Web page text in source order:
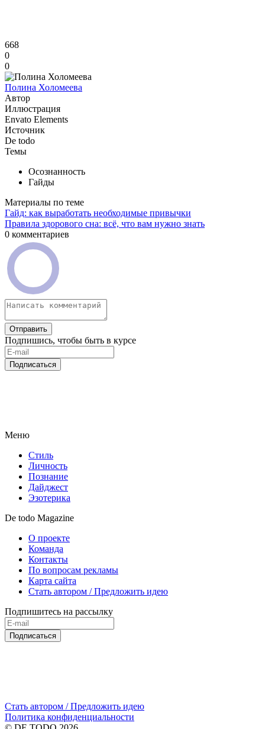
668
0
0
Полина Холомеева
Автор
Иллюстрация
Envato Elements
Источник
De todo
Темы
Осознанность
Гайды
Материалы по теме
Гайд: как выработать необходимые привычки
Правила здорового сна: всё, что вам нужно знать
0 комментариев
Отправить
Подпишись, чтобы быть в курсе
Подписаться
Меню
Стиль
Личность
Познание
Дайджест
Эзотерика
De todo Magazine
О проекте
Команда
Контакты
По вопросам рекламы
Карта сайта
Стать автором / Предложить идею
Подпишитесь на рассылку
Подписаться
Стать автором / Предложить идею
Политика конфиденциальности